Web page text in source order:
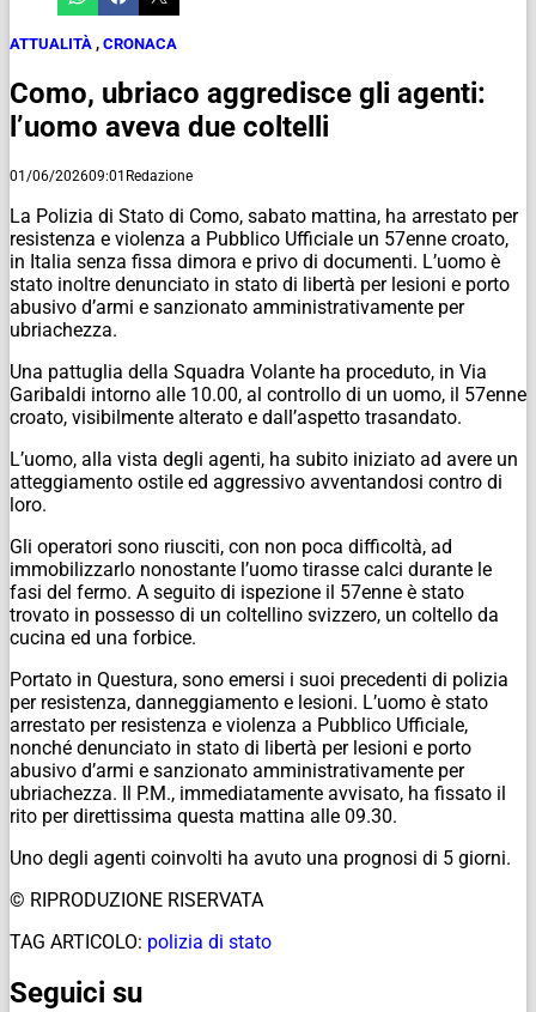
ATTUALITÀ , CRONACA
Como, ubriaco aggredisce gli agenti:
l’uomo aveva due coltelli
01/06/202609:01 Redazione
La Polizia di Stato di Como, sabato mattina, ha arrestato per
resistenza e violenza a Pubblico Ufficiale un 57enne croato,
in Italia senza fissa dimora e privo di documenti. L’uomo è
stato inoltre denunciato in stato di libertà per lesioni e porto
abusivo d’armi e sanzionato amministrativamente per
ubriachezza.
Una pattuglia della Squadra Volante ha proceduto, in Via
Garibaldi intorno alle 10.00, al controllo di un uomo, il 57enne
croato, visibilmente alterato e dall’aspetto trasandato.
L’uomo, alla vista degli agenti, ha subito iniziato ad avere un
atteggiamento ostile ed aggressivo avventandosi contro di
loro.
Gli operatori sono riusciti, con non poca difficoltà, ad
immobilizzarlo nonostante l’uomo tirasse calci durante le
fasi del fermo. A seguito di ispezione il 57enne è stato
trovato in possesso di un coltellino svizzero, un coltello da
cucina ed una forbice.
Portato in Questura, sono emersi i suoi precedenti di polizia
per resistenza, danneggiamento e lesioni. L’uomo è stato
arrestato per resistenza e violenza a Pubblico Ufficiale,
nonché denunciato in stato di libertà per lesioni e porto
abusivo d’armi e sanzionato amministrativamente per
ubriachezza. Il P.M., immediatamente avvisato, ha fissato il
rito per direttissima questa mattina alle 09.30.
Uno degli agenti coinvolti ha avuto una prognosi di 5 giorni.
© RIPRODUZIONE RISERVATA
TAG ARTICOLO: polizia di stato
Seguici su